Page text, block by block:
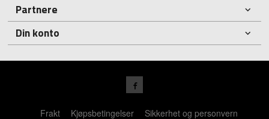
Partnere
Din konto
Frakt Kjøpsbetingelser Sikkerhet og personvern